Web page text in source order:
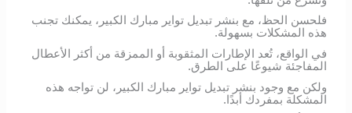
فلحسن الحظ، مع بنشر تبديل تواير مبارك الكبير، يمكنك تجنب
هذه المشكلات بسهولة.
في الواقع، تُعد الإطارات المثقوبة أو الممزقة من أكثر الأعطال
المفاجئة شيوعًا على الطرق.
ولكن مع وجود بنشر تبديل تواير مبارك الكبير، لن تواجه هذه
المشكلة بمفردك أبدًا.